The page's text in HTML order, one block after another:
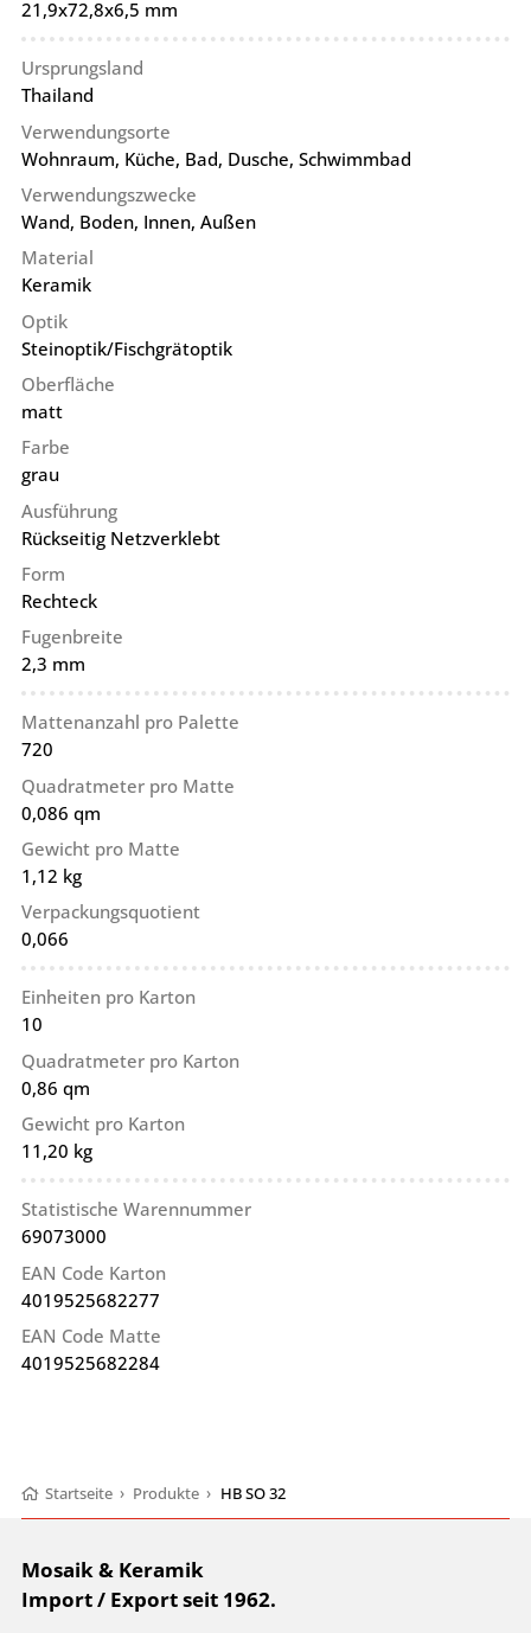
21,9x72,8x6,5 mm
Ursprungsland
Thailand
Verwendungsorte
Wohnraum, Küche, Bad, Dusche, Schwimmbad
Verwendungszwecke
Wand, Boden, Innen, Außen
Material
Keramik
Optik
Steinoptik/Fischgrätoptik
Oberfläche
matt
Farbe
grau
Ausführung
Rückseitig Netzverklebt
Form
Rechteck
Fugenbreite
2,3 mm
Mattenanzahl pro Palette
720
Quadratmeter pro Matte
0,086 qm
Gewicht pro Matte
1,12 kg
Verpackungsquotient
0,066
Einheiten pro Karton
10
Quadratmeter pro Karton
0,86 qm
Gewicht pro Karton
11,20 kg
Statistische Warennummer
69073000
EAN Code Karton
4019525682277
EAN Code Matte
4019525682284
Startseite › Produkte › HB SO 32
Mosaik & Keramik
Import / Export seit 1962.